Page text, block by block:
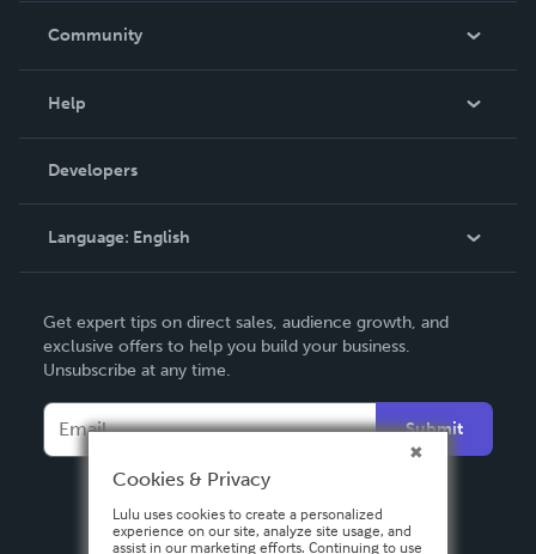
In The News
Community
Podcast
Help
Order Lookup
Knowledge Base
Contact Support
Developers
Language: English
Deutsch
Français
Italiano
Español
Get expert tips on direct sales, audience growth, and
exclusive offers to help you build your business.
Unsubscribe at any time.
Submit
Cookies & Privacy
Lulu uses cookies to create a personalized
experience on our site, analyze site usage, and
assist in our marketing efforts. Continuing to use